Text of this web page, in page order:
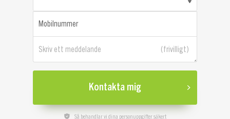
Mobilnummer
Skriv ett meddelande
Kontakta mig
Så behandlar vi dina personuppgifter säkert